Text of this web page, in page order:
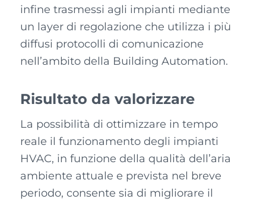
infine trasmessi agli impianti mediante
un layer di regolazione che utilizza i più
diffusi protocolli di comunicazione
nell’ambito della Building Automation.
Risultato da valorizzare
La possibilità di ottimizzare in tempo
reale il funzionamento degli impianti
HVAC, in funzione della qualità dell’aria
ambiente attuale e prevista nel breve
periodo, consente sia di migliorare il